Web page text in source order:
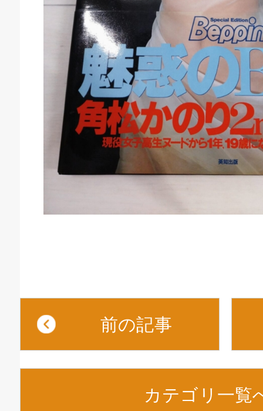
前の記事
カテゴリ一覧
生活館 豊橋東脇本店